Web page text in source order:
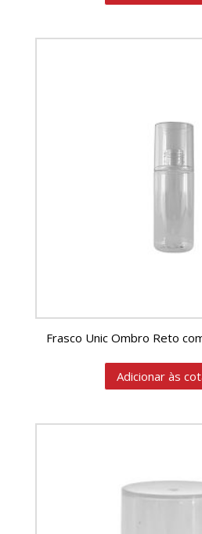
Frasco Unic Ombro Reto
Adicionar às